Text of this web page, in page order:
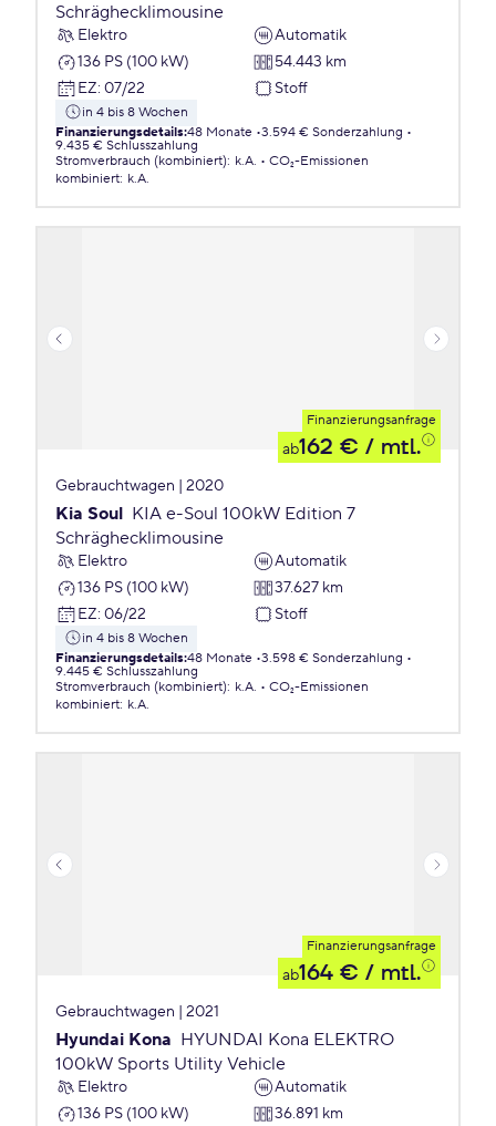
Schräghecklimousine
Elektro
Automatik
136 PS (100 kW)
54.443 km
EZ: 07/22 Stoff
in 4 bis 8 Wochen
Finanzierungsdetails:48 Monate 3.594 € Sonderzahlung
9.435 € Schlusszahlung
Stromverbrauch (kombiniert): k.A.
CO₂-Emissionen
kombiniert: k.A.
Finanzierungsanfrage
ab162 € / mtl.
Gebrauchtwagen | 2020
Kia Soul KIA e-Soul 100kW Edition 7
Schräghecklimousine
Elektro
Automatik
136 PS (100 kW)
37.627 km
EZ: 06/22 Stoff
in 4 bis 8 Wochen
Finanzierungsdetails:48 Monate 3.598 € Sonderzahlung
9.445 € Schlusszahlung
Stromverbrauch (kombiniert): k.A.
CO₂-Emissionen
kombiniert: k.A.
Finanzierungsanfrage
ab164 € / mtl.
Gebrauchtwagen | 2021
Hyundai Kona HYUNDAI Kona ELEKTRO
100kW Sports Utility Vehicle
Elektro
Automatik
136 PS (100 kW)
36.891 km